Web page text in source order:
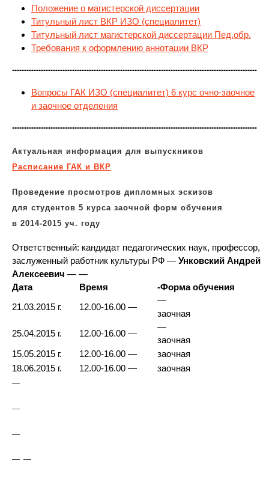
Положение о магистерской диссертации
Титульный лист ВКР ИЗО (специалитет)
Титульный лист магистерской диссертации Пед.обр.
Требования к оформлению аннотации ВКР
Вопросы ГАК ИЗО (специалитет) 6 курс очно-заочное
и заочное отделения
Актуальная информация для выпускников
Расписание ГАК и ВКР
Проведение просмотров дипломных эскизов
для студентов 5 курса заочной форм обучения
в 2014-2015 уч. году
Ответственный: кандидат педагогических наук, профессор,
заслуженный работник культуры РФ — Унковский Андрей
Алексеевич — —
Дата
Время
-Форма обучения
21.03.2015 г.
12.00-16.00 —
—
заочная
25.04.2015 г.
12.00-16.00 —
—
заочная
15.05.2015 г.
12.00-16.00 —
заочная
18.06.2015 г.
12.00-16.00 — заочная
—
—
—
— —